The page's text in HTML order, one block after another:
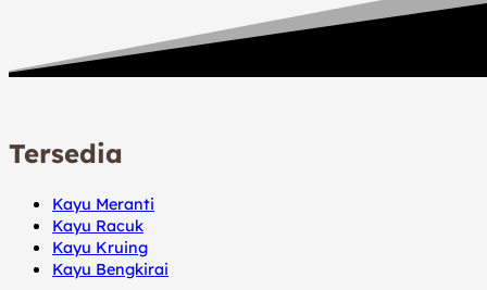
Tersedia
Kayu Meranti
Kayu Racuk
Kayu Kruing
Kayu Bengkirai